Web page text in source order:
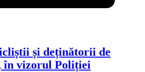
și deținătorii de
în vizorul Poliției